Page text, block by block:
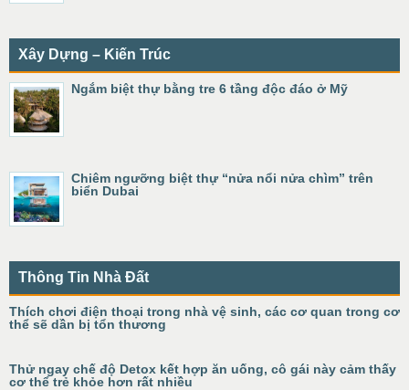
Xây Dựng – Kiến Trúc
Ngắm biệt thự bằng tre 6 tầng độc đáo ở Mỹ
Chiêm ngưỡng biệt thự “nửa nổi nửa chìm” trên
biển Dubai
Thông Tin Nhà Đất
Thích chơi điện thoại trong nhà vệ sinh, các cơ quan trong cơ
thể sẽ dần bị tổn thương
Thử ngay chế độ Detox kết hợp ăn uống, cô gái này cảm thấy
cơ thể trẻ khỏe hơn rất nhiều